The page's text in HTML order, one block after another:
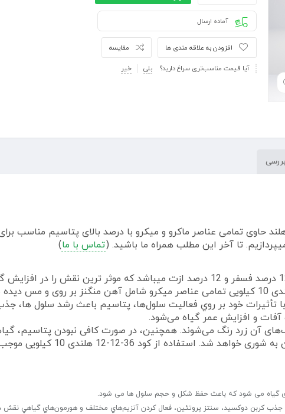
آماده ارسال
مقایسه افزودن به علاقه مندی ها
آیا قیمت مناسب‌تری سراغ دارید؟ بلی خیر
شرکت وپروفرت هلند حاوی تمامی عناصر ماکرو و میکرو با درصد بالای
تا آخر این مطلب همراه ما باشید. (تماس با ما)
کود پتاسیم بالا وپروفرت هلندی حاوی 36 درصد پتاسیم،12 درصد فسفر و 12 درصد
محصولات دارد. علاوه بر این در ترکیبات کود 36-12-12 هلندی 10 کیلویی تمامی عناصر میکرو
تأثيرات خود بر روي فعاليت سلول‌ها، پتاسيم باعث رشد سلول‌ ها،
و آفات و افزايش عمر گياه می‌شود.
آن زرد رنگ می‌شوند. همچنین، در صورت کافی نبودن پتاسیم،
افزایش سطح پتاسیم در خاک
گیاه می شود که باعث حفظ شکل و حجم سلول ها می شود.
کربن دوکسید، سنتز پروتئین، فعال کردن آنزيم‌هاي مختلف و هورمون‌هاي گياهي نقش